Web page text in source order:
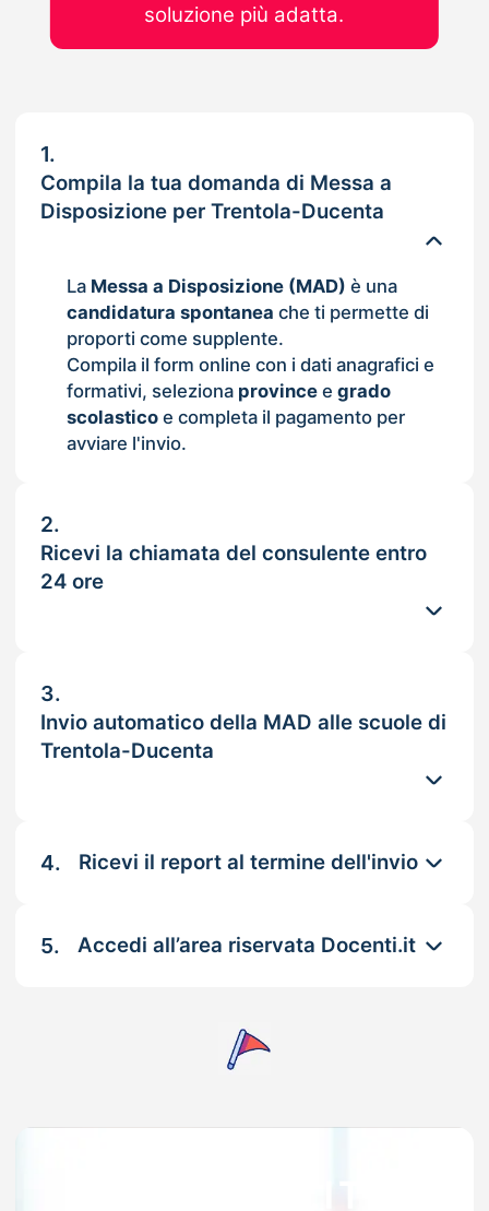
1.
Compila la tua domanda di Messa a
Disposizione per Trentola-Ducenta
La Messa a Disposizione (MAD) è una
candidatura spontanea che ti permette di
proporti come supplente.
Compila il form online con i dati anagrafici e
formativi, seleziona provincee grado
scolasticoe completa il pagamento per
avviare l'invio.
2.
Ricevi la chiamata del consulente entro
24 ore
3.
Invio automatico della MAD alle scuole di
Trentola-Ducenta
4. Ricevi il report al termine dell'invio
5. Accedi all’area riservata Docenti.it
soluzione più adatta.